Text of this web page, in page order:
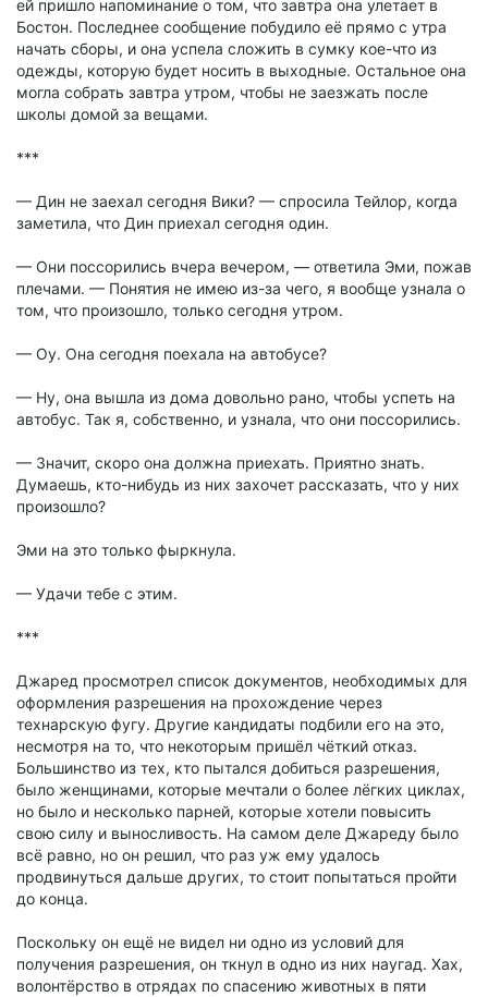
ей пришло напоминание о том, что завтра она улетает в
Бостон. Последнее сообщение побудило её прямо с утра
начать сборы, и она успела сложить в сумку кое-что из
одежды, которую будет носить в выходные. Остальное она
могла собрать завтра утром, чтобы не заезжать после
школы домой за вещами.
***
— Дин не заехал сегодня Вики? — спросила Тейлор, когда
заметила, что Дин приехал сегодня один.
— Они поссорились вчера вечером, — ответила Эми, пожав
плечами. — Понятия не имею из-за чего, я вообще узнала о
том, что произошло, только сегодня утром.
— Оу. Она сегодня поехала на автобусе?
— Ну, она вышла из дома довольно рано, чтобы успеть на
автобус. Так я, собственно, и узнала, что они поссорились.
— Значит, скоро она должна приехать. Приятно знать.
Думаешь, кто-нибудь из них захочет рассказать, что у них
произошло?
Эми на это только фыркнула.
— Удачи тебе с этим.
***
Джаред просмотрел список документов, необходимых для
оформления разрешения на прохождение через
технарскую фугу. Другие кандидаты подбили его на это,
несмотря на то, что некоторым пришёл чёткий отказ.
Большинство из тех, кто пытался добиться разрешения,
было женщинами, которые мечтали о более лёгких циклах,
но было и несколько парней, которые хотели повысить
свою силу и выносливость. На самом деле Джареду было
всё равно, но он решил, что раз уж ему удалось
продвинуться дальше других, то стоит попытаться пройти
до конца.
Поскольку он ещё не видел ни одно из условий для
получения разрешения, он ткнул в одно из них наугад. Хах,
волонтёрство в отрядах по спасению животных в пяти